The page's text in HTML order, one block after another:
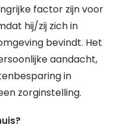
factor zijn voor
hij/zij zich in
bevindt. Het
aandacht,
in
zorginstelling.